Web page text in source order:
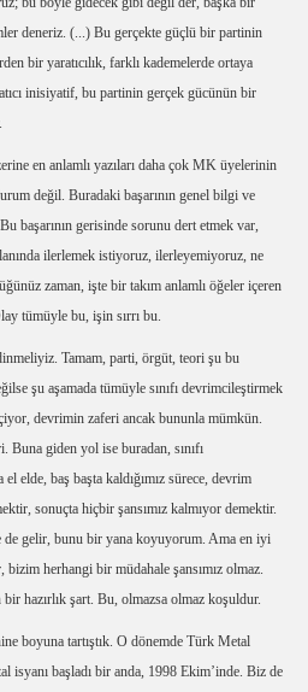
deneriz. (...) Bu gerçekte güçlü bir partinin
bir yaratıcılık, farklı kademelerde ortaya
inisiyatif, bu partinin gerçek gücünün bir
en anlamlı yazıları daha çok MK üyelerinin
değil. Buradaki başarının genel bilgi ve
başarının gerisinde sorunu dert etmek var,
ilerlemek istiyoruz, ilerleyemiyoruz, ne
zaman, işte bir takım anlamlı öğeler içeren
tümüyle bu, işin sırrı bu.
Tamam, parti, örgüt, teori şu bu
şu aşamada tümüyle sınıfı devrimcileştirmek
devrimin zaferi ancak bununla mümkün.
Buna giden yol ise buradan, sınıfı
elde, baş başta kaldığımız sürece, devrim
sonuçta hiçbir şansımız kalmıyor demektir.
gelir, bunu bir yana koyuyorum. Ama en iyi
bizim herhangi bir müdahale şansımız olmaz.
hazırlık şart. Bu, olmazsa olmaz koşuldur.
boyuna tartıştık. O dönemde Türk Metal
isyanı başladı bir anda, 1998 Ekim’inde. Biz de